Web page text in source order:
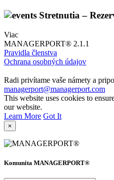
Stretnutia –
Viac
MANAGERPORT® 2.1.1
Pravidla členstva
Ochrana osobných údajov
Radi privítame vaše námety a
managerport@managerport.com
This website uses cookies to
our website.
Learn More Got It
×
Komunita MANAGERPORT®